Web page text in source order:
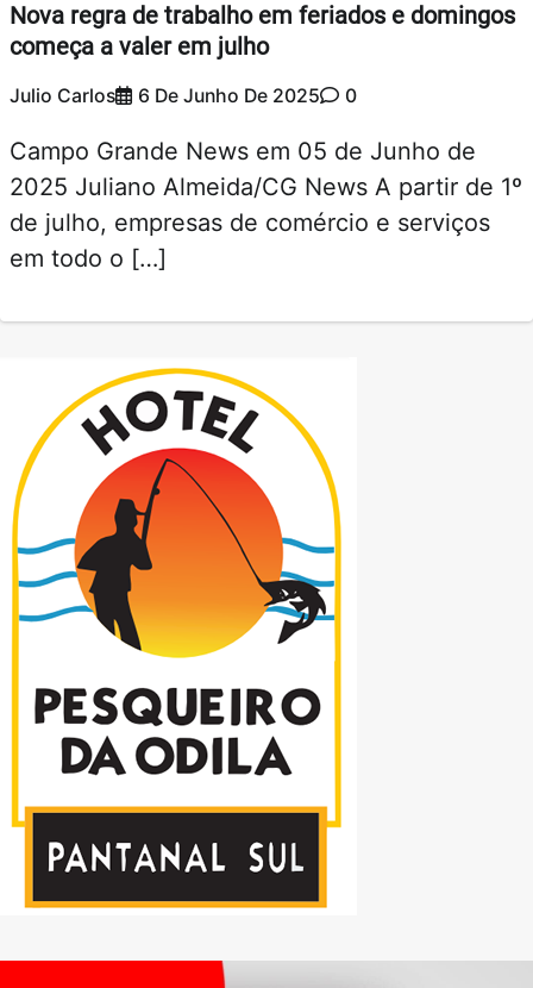
Nova regra de trabalho em feriados e domingos
começa a valer em julho
Julio Carlos 6 De Junho De 2025 0
Campo Grande News em 05 de Junho de
2025 Juliano Almeida/CG News A partir de 1º
de julho, empresas de comércio e serviços
em todo o […]